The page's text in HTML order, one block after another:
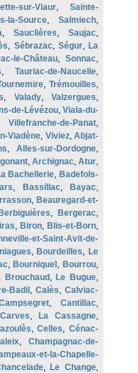
sur-Viaur,Sainte-
la-Source, Salmiech,
,Sauclières,Saujac,
, Sébrazac, Ségur, La
le-Château,Sonnac,
,Tauriac-de-Naucelle,
,Trémouilles,
, Valady, Valzergues,
de-Lévézou,Viala-du-
Villefranche-de-Panat,
Viadène, Viviez,Abjat-
,Alles-sur-Dordogne,
, Archignac, Atur,
Bachellerie, Badefols-
, Bassillac, Bayac,
, Beauregard-et-
Berbiguières, Bergerac,
, Biron, Blis-et-Born,
et-Saint-Avit-de-
, Bourdeilles, Le
, Bourniquel , Bourrou,
, Brouchaud , Le Bugue,
Badil , Calès,Calviac-
, Cantillac,
Carves, La Cassagne,
,Celles,Cénac-
,Champagnac-de-
et-la-Chapelle-
, Le Change,